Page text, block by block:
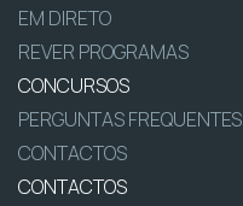
EM DIRETO
REVER PROGRAMAS
CONCURSOS
PERGUNTAS FREQUENTES
CONTACTOS
CONTACTOS